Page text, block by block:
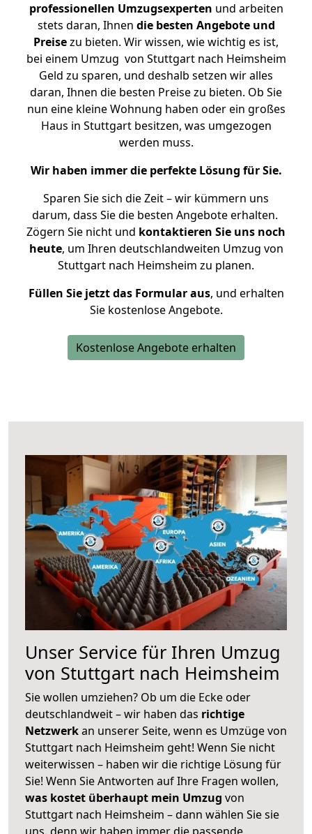
professionellen Umzugsexperten und arbeiten
stets daran, Ihnen die besten Angebote und
Preisezu bieten. Wir wissen, wie wichtig es ist,
bei einem Umzug von Stuttgart nach Heimsheim
Geld zu sparen, und deshalb setzen wir alles
daran, Ihnen die besten Preise zu bieten. Ob Sie
nun eine kleine Wohnung haben oder ein großes
Haus in Stuttgart besitzen, was umgezogen
werden muss.
Wir haben immer die perfekte Lösung für Sie.
Sparen Sie sich die Zeit – wir kümmern uns
darum, dass Sie die besten Angebote erhalten.
Zögern Sie nicht und kontaktieren Sie uns noch
heute, um Ihren deutschlandweiten Umzug von
Stuttgart nach Heimsheim zu planen.
Füllen Sie jetzt das Formular aus, und erhalten
Sie kostenlose Angebote.
Kostenlose Angebote erhalten
Unser Service für Ihren Umzug
von Stuttgart nach Heimsheim
Sie wollen umziehen? Ob um die Ecke oder
deutschlandweit – wir haben das richtige
Netzwerkan unserer Seite, wenn es Umzüge von
Stuttgart nach Heimsheim geht! Wenn Sie nicht
weiterwissen – haben wir die richtige Lösung für
Sie! Wenn Sie Antworten auf Ihre Fragen wollen,
was kostet überhaupt mein Umzug von
Stuttgart nach Heimsheim – dann wählen Sie sie